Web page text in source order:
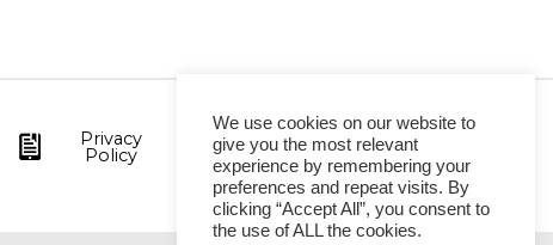
Privacy
Policy
We use cookies on our website to
give you the most relevant
experience by remembering your
preferences and repeat visits. By
clicking “Accept All”, you consent to
the use of ALL the cookies.